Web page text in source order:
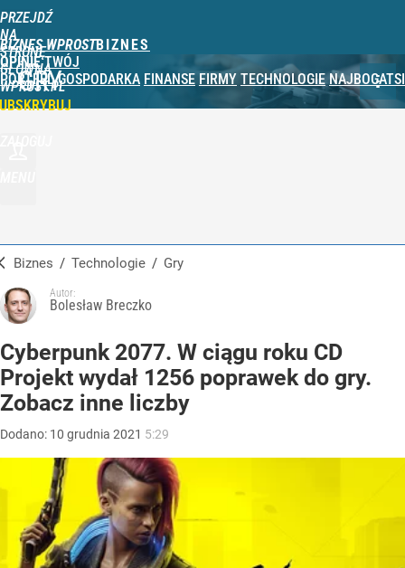
PRZEJDŹ
NA
STRONĘ
GŁÓWNĄ
WPROST.PL
BIZNES WPROST
OPINIE TWÓJ
PORTFEL GOSPODARKA FINANSE FIRMY TECHNOLOGIE NAJBOGATSI
GRY
Biznes / Technologie / Gry
Autor:
Bolesław Breczko
Cyberpunk 2077. W ciągu roku CD
Projekt wydał 1256 poprawek do gry.
Zobacz inne liczby
Dodano: 10 grudnia 2021 5:29